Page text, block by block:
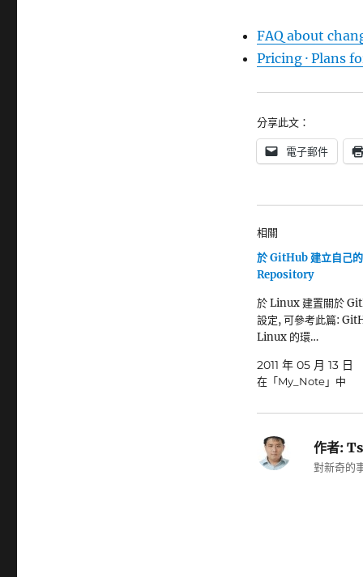
FAQ about
Pricing · Plans
分享此文：
電子郵件
相關
於 GitHub 建立自己
Repository
於 Linux 建置關於
設定, 可參考此篇:
Linux 的環…
2011 年 05 月 13 日
在「My_Note」中
作者:
對新奇的